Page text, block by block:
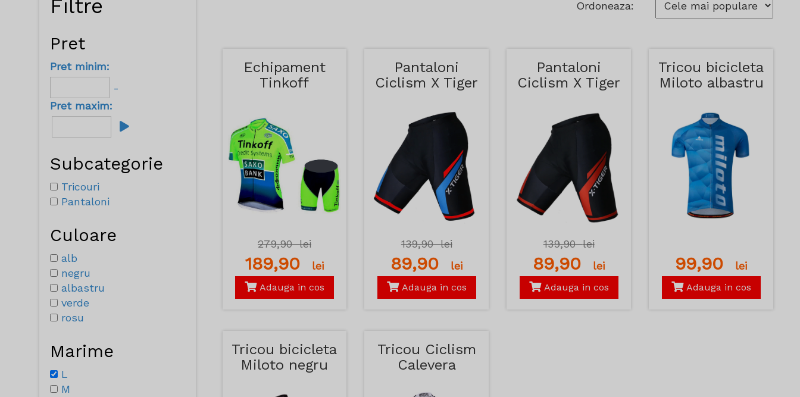
Filtre
Pret
Pret minim:
-
Pret maxim:
Subcategorie
Tricouri
Pantaloni
Culoare
alb
negru
albastru
verde
rosu
Marime
L
M
Ordoneaza:
Echipament
Tinkoff
279,90lei
189,90 lei
Adauga in cos
Pantaloni
Ciclism X Tiger
Rosu
139,90lei
89,90 lei
Adauga in cos
Pantaloni
Ciclism X Tiger
139,90lei
89,90 lei
Adauga in cos
Tricou bicicleta
Miloto albastru
99,90 lei
Adauga in cos
Tricou bicicleta
Miloto negru
Tricou Ciclism
Calevera